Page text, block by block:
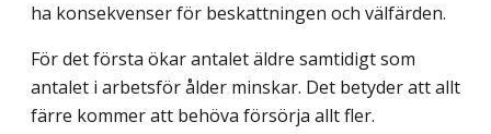
ha konsekvenser för beskattningen och välfärden.
För det första ökar antalet äldre samtidigt som
antalet i arbetsför ålder minskar. Det betyder att allt
färre kommer att behöva försörja allt fler.